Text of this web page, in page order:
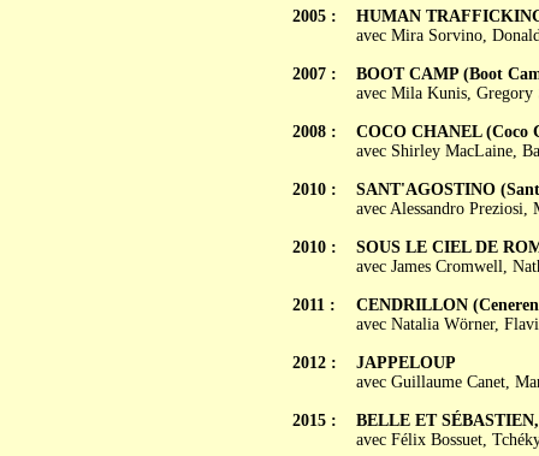
2005 :
2007 :
2008 :
2010 :
2010 :
2011 :
2012 :
2015 :
HUMAN
avec Mira Sorvino,
BOOT CAMP (Boot
avec Mila Kunis, Gregory
COCO CHANEL (Coco
avec Shirley MacLaine,
SANT'AGOSTINO
avec Alessandro
SOUS LE CIEL DE
avec James Cromwell,
CENDRILLON
avec Natalia Wörner,
JAPPELOUP
avec Guillaume Canet,
BELLE ET
avec Félix Bossuet,